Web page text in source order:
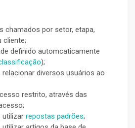
chamados por setor, etapa,
cliente;
definido automcaticamente
);
relacionar diversos usuários ao
restrito, através das
utilizar repostas padrões;